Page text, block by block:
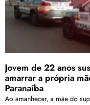
Jovem de 22 anos
amarrar a própria
Paranaíba
Ao amanhecer, a mãe do